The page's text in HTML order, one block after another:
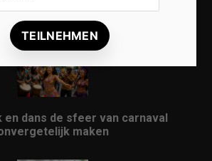
van carnaval een onvergetelijk
evenement
en dans de sfeer van carnaval
maken